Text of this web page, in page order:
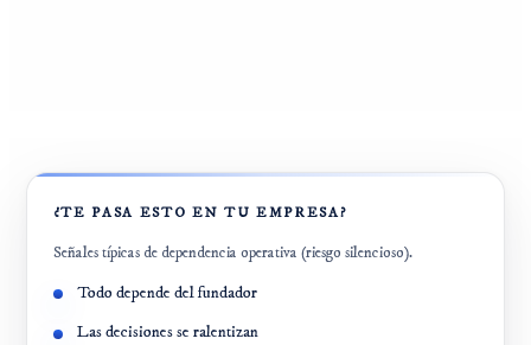
¿TE PASA ESTO EN TU EMPRESA?
Señales típicas de dependencia operativa (riesgo silencioso).
Todo depende del fundador
Las decisiones se ralentizan